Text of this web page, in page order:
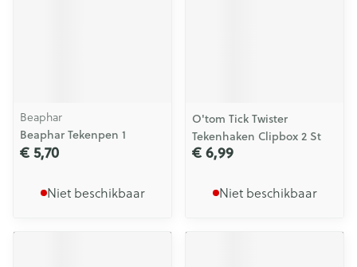
Beaphar
Beaphar Tekenpen 1
€ 5,70
Niet beschikbaar
O'tom Tick Twister
Tekenhaken Clipbox 2 St
€ 6,99
Niet beschikbaar